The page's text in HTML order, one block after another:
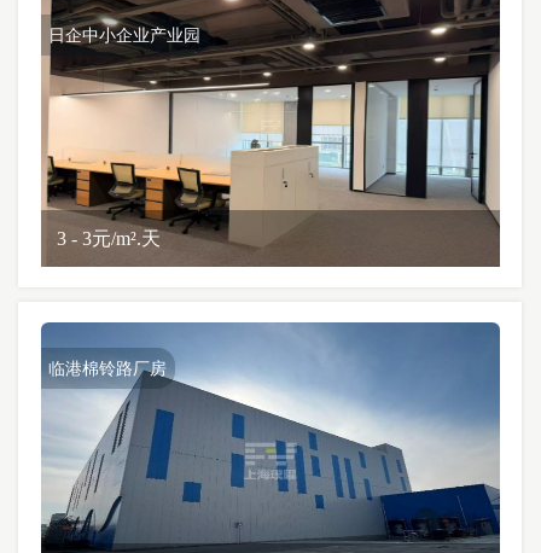
日企中小企业产业园
3 - 3元/m².天
临港棉铃路厂房